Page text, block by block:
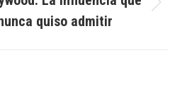
siguiente:
quiso admitir